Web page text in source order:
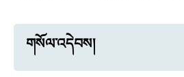
གསོལ་འདེབས།